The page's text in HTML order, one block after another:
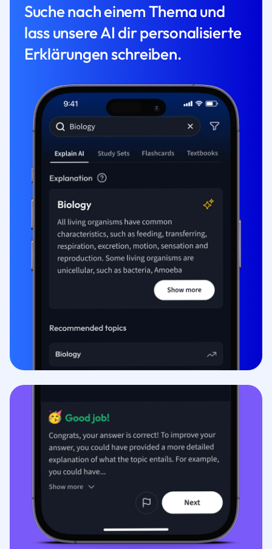
Suche nach einem Thema und
lass unsere AI dir personalisierte
Erklärungen schreiben.